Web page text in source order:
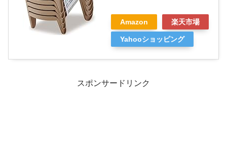
Amazon 楽天市場
Yahooショッピング
スポンサードリンク